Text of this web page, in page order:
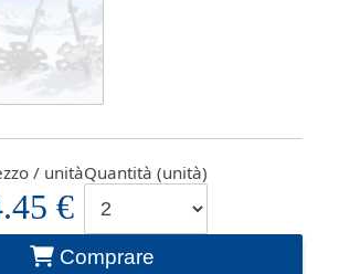
/ unità
€
Quantità (unità)
Comprare